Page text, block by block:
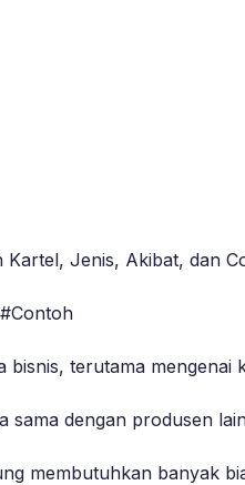
Kartel, Jenis, Akibat, dan
terutama mengenai
sama dengan produsen
membutuhkan banyak